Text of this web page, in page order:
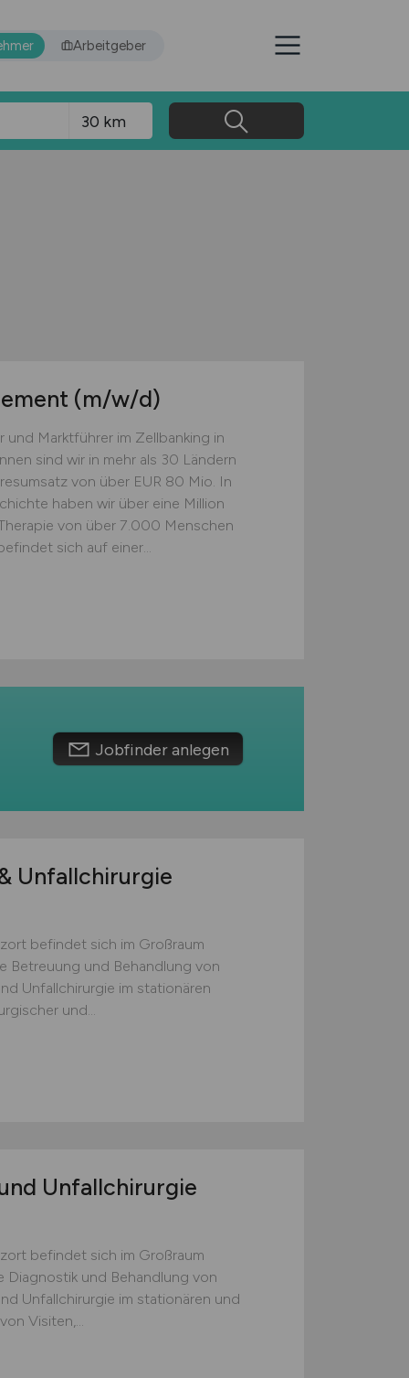
Arbeitgeber
(m/w/d)
und Marktführer im Zellbanking in
sind wir in mehr als 30 Ländern
von über EUR 80 Mio. In
haben wir über eine Million
von über 7.000 Menschen
sich auf einer...
Jobfinder anlegen
Unfallchirurgie
befindet sich im Großraum
Betreuung und Behandlung von
Unfallchirurgie im stationären
und...
Unfallchirurgie
befindet sich im Großraum
und Behandlung von
Unfallchirurgie im stationären und
Visiten,...